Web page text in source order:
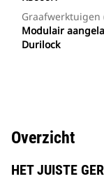
Graafwerktuigen
Modulair
Durilock
Overzicht
HET JUISTE